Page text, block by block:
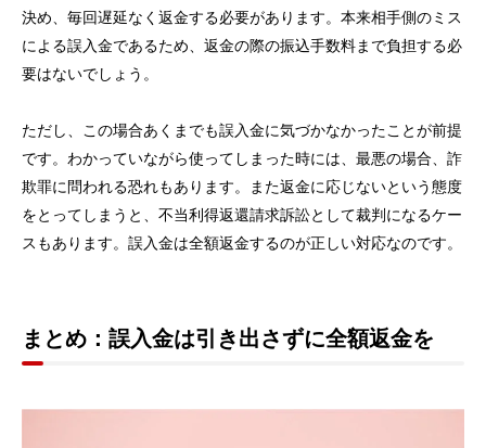
決め、毎回遅延なく返金する必要があります。本来相手側のミス
による誤入金であるため、返金の際の振込手数料まで負担する必
要はないでしょう。
ただし、この場合あくまでも誤入金に気づかなかったことが前提
です。わかっていながら使ってしまった時には、最悪の場合、詐
欺罪に問われる恐れもあります。また返金に応じないという態度
をとってしまうと、不当利得返還請求訴訟として裁判になるケー
スもあります。誤入金は全額返金するのが正しい対応なのです。
まとめ：誤入金は引き出さずに全額返金を